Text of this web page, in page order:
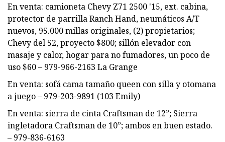
En venta: camioneta Chevy Z71 2500 '15, ext. cabina,
protector de parrilla Ranch Hand, neumáticos A/T
nuevos, 95.000 millas originales, (2) propietarios;
Chevy del 52, proyecto $800; sillón elevador con
masaje y calor, hogar para no fumadores, un poco de
uso $60 – 979-966-2163 La Grange
En venta: sofá cama tamaño queen con silla y otomana
a juego – 979-203-9891 (103 Emily)
En venta: sierra de cinta Craftsman de 12”; Sierra
ingletadora Craftsman de 10”; ambos en buen estado.
– 979-836-6163